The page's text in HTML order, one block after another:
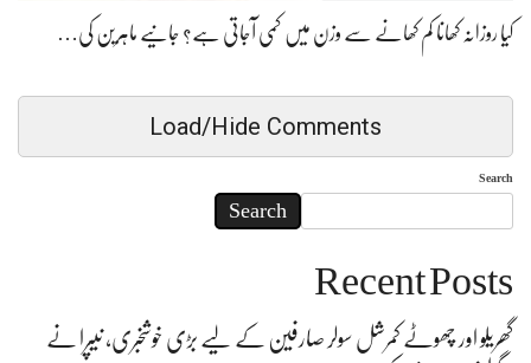
کیا روزانہ کھانا کم کھانے سے وزن میں کمی آجاتی ہے؟ جانیے ماہرین کی…
Load/Hide Comments
Search
Search
Recent Posts
گھریلو اور چھوٹے کمرشل سولر صارفین کے لیے بڑی خوشخبری، نیپرا نے